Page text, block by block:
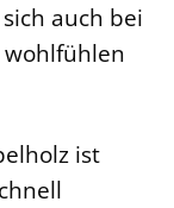
auch bei
ist